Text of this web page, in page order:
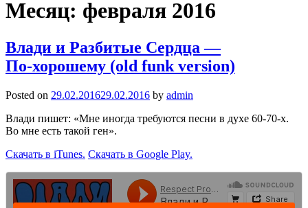
Месяц: февраля 2016
Влади и Разбитые Сердца —
По‑хорошему (old funk version)
Posted on 29.02.201629.02.2016 by admin
Влади пишет: «Мне иногда требуются песни в духе 60-70-х.
Во мне есть такой ген».
Скачать в iTunes. Скачать в Google Play.